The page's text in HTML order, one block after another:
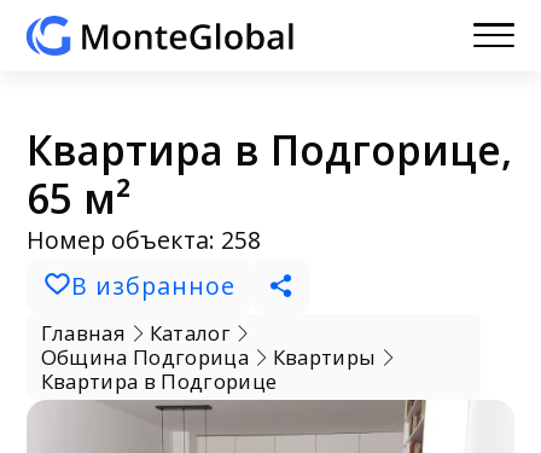
Квартира в Подгорице,
65 м²
Номер объекта: 258
В избранное
Главная
Каталог
Община Подгорица
Квартиры
Квартира в Подгорице